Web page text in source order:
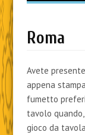
content
Roma
Avete
appena
fumetto
tavolo
gioco da